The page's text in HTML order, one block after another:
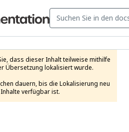
dass dieser Inhalt teilweise mithilfe
Übersetzung lokalisiert wurde.
dauern, bis die Lokalisierung neu
verfügbar ist.